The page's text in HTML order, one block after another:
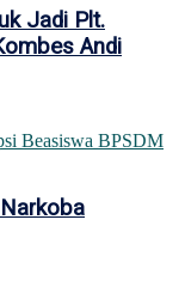
Jadi Plt.
Andi